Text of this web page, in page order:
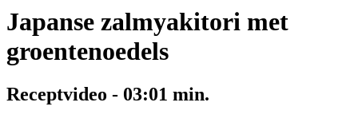
Japanse zalmyakitori met
groentenoedels
Receptvideo - 03:01 min.